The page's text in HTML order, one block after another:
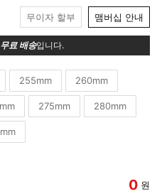
무이자 할부 맴버십 안내
무료 배송입니다.
255mm 260mm
275mm 280mm
0 원